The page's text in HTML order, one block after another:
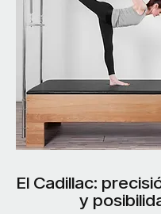
El Cadillac:
y